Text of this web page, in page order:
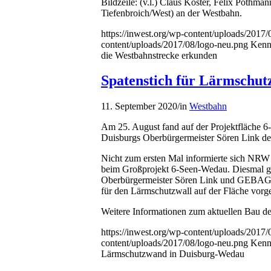
Tiefenbroich/West) an der Westbahn.
https://inwest.org/wp-content/uploads/
content/uploads/2017/08/logo-neu.png
die Westbahnstrecke erkunden
Spatenstich für
11. September 2020/in Westbahn
Am 25. August fand auf der Projektfläche
Duisburgs Oberbürgermeister Sören Link
Nicht zum ersten Mal informierte sich
beim Großprojekt 6-Seen-Wedau. Diesmal
Oberbürgermeister Sören Link und
für den Lärmschutzwall auf der Fläche
Weitere Informationen zum aktuellen Bau
https://inwest.org/wp-content/uploads/
content/uploads/2017/08/logo-neu.png
Lärmschutzwand in Duisburg-Wedau